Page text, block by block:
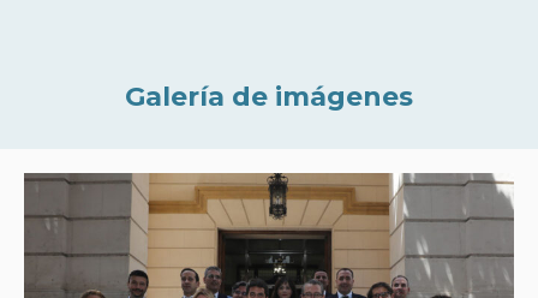
Galería de imágenes